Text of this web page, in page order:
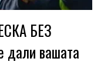
БЕЗ
дали вашата